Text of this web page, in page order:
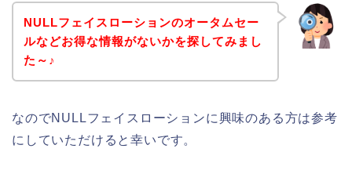
NULLフェイスローションのオータムセー
ルなどお得な情報がないかを探してみまし
た～♪
なのでNULLフェイスローションに興味のある方は参考
にしていただけると幸いです。